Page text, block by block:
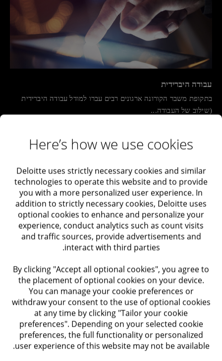
עבודה היברידית
בתקופת משבר הקורונה ארגונים רבים עברו למודל עבודה היברידית
(שילוב של העבודה...
יישום מערכת לשיפור חויית העובד והפרודוקטיביות
ארגונים נדרשים היום לנהל את השירותים לעובדים והתקשורת עמם,
בצורה חכמה, יעילה...
Here’s how we use cookies
Deloitte uses strictly necessary cookies and similar
technologies to operate this website and to provide
you with a more personalized user experience. In
addition to strictly necessary cookies, Deloitte uses
optional cookies to enhance and personalize your
experience, conduct analytics such as count visits
and traffic sources, provide advertisements and
interact with third parties.
By clicking "Accept all optional cookies", you agree to
the placement of optional cookies on your device.
You can manage your cookie preferences or
withdraw your consent to the use of optional cookies
at any time by clicking "Tailor your cookie
preferences". Depending on your selected cookie
preferences, the full functionality or personalized
user experience of this website may not be available.